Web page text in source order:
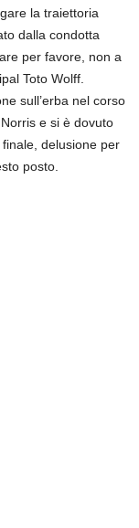
la traiettoria
dalla condotta
per favore, non a
Toto Wolff.
sull’erba nel corso
e si è dovuto
delusione per
posto.